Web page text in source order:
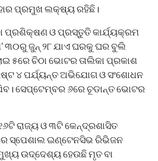
ପ୍ରମୁଖ ଲକ୍ଷ୍ୟ ରହିଛି।
ପ୍ରଶିକ୍ଷଣ ଓ ପ୍ରସ୍ତୁତି କାର୍ଯ୍ୟକ୍ରମ
୩୦ରୁ ଜୁନ୍‌ ୨୮ ଯାଏ ଘରକୁ ଘର ବୁଲି
୫ରେ ଚିଠା ଭୋଟର ତାଲିକା ପ୍ରକାଶ
୪ ପର୍ଯ୍ୟନ୍ତ ଅଭିଯୋଗ ଓ ସଂଶୋଧନ
ସେପ୍ଟେମ୍ବର ୬ରେ ଚୂଡାନ୍ତ ଭୋଟର
ରାଜ୍ୟ ଓ ୩ଟି କେନ୍ଦ୍ରଶାସିତ
ସ୍ପେଶାଲ ଇଣ୍ଟେନସିଭ ରିଭିଜନ
ଉଦ୍ଦେଶ୍ୟ ହେଉଛି ମୃତ ବା